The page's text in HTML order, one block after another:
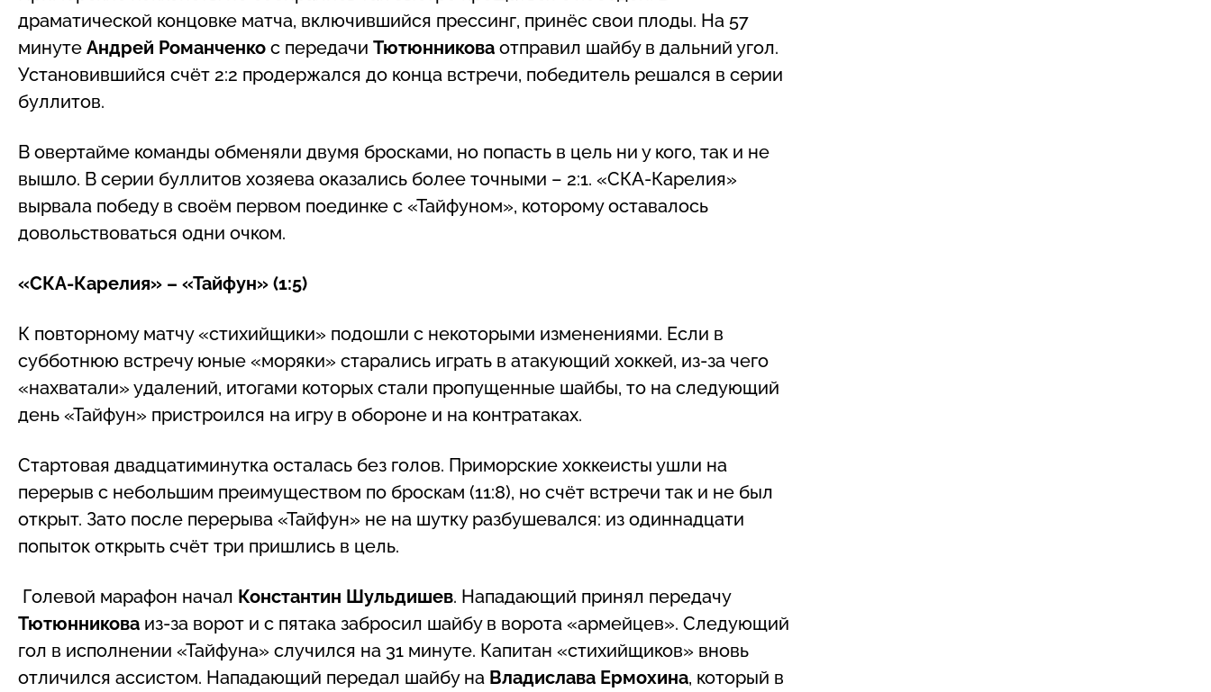
драматической концовке матча, включившийся прессинг, принёс свои плоды. На 57
минуте Андрей Романченко с передачи Тютюнникова отправил шайбу в дальний угол.
Установившийся счёт 2:2 продержался до конца встречи, победитель решался в серии
буллитов.
В овертайме команды обменяли двумя бросками, но попасть в цель ни у кого, так и не
вышло. В серии буллитов хозяева оказались более точными – 2:1. «СКА-Карелия»
вырвала победу в своём первом поединке с «Тайфуном», которому оставалось
довольствоваться одни очком.
«СКА-Карелия» – «Тайфун» (1:5)
К повторному матчу «стихийщики» подошли с некоторыми изменениями. Если в
субботнюю встречу юные «моряки» старались играть в атакующий хоккей, из-за чего
«нахватали» удалений, итогами которых стали пропущенные шайбы, то на следующий
день «Тайфун» пристроился на игру в обороне и на контратаках.
Стартовая двадцатиминутка осталась без голов. Приморские хоккеисты ушли на
перерыв с небольшим преимуществом по броскам (11:8), но счёт встречи так и не был
открыт. Зато после перерыва «Тайфун» не на шутку разбушевался: из одиннадцати
попыток открыть счёт три пришлись в цель.
Голевой марафон начал Константин Шульдишев. Нападающий принял передачу
Тютюнникова из-за ворот и с пятака забросил шайбу в ворота «армейцев». Следующий
гол в исполнении «Тайфуна» случился на 31 минуте. Капитан «стихийщиков» вновь
отличился ассистом. Нападающий передал шайбу на Владислава Ермохина, который в